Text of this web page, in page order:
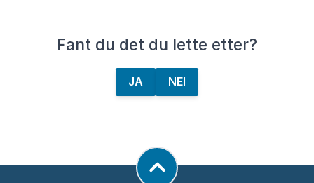
Fant du det du lette etter?
JA NEI